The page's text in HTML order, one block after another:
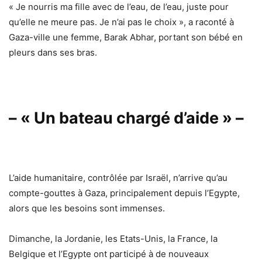
« Je nourris ma fille avec de l’eau, de l’eau, juste pour
qu’elle ne meure pas. Je n’ai pas le choix », a raconté à
Gaza-ville une femme, Barak Abhar, portant son bébé en
pleurs dans ses bras.
– « Un bateau chargé d’aide » –
L’aide humanitaire, contrôlée par Israël, n’arrive qu’au
compte-gouttes à Gaza, principalement depuis l’Egypte,
alors que les besoins sont immenses.
Dimanche, la Jordanie, les Etats-Unis, la France, la
Belgique et l’Egypte ont participé à de nouveaux